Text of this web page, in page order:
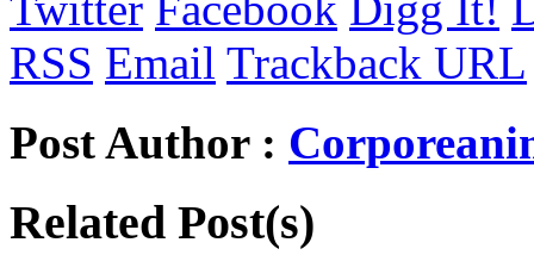
RSS Email Trackback URL
Post Author :
Related Post(s)